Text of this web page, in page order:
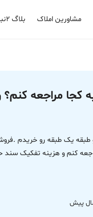
مشاورین املاک بلاگ ۲نبش
کجا مراجعه کنم؟
طبقه یک طبقه رو خریدم
کنم و هزینه تفکیک